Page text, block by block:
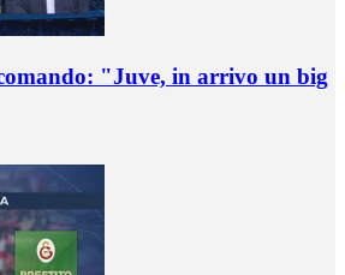
"Juve, in arrivo un big